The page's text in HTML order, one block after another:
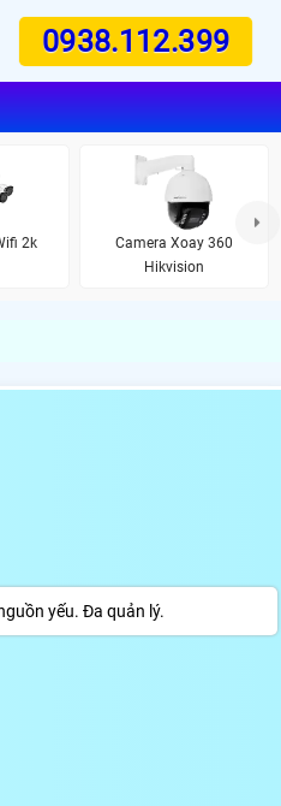
0938.112.399
2k
Camera Xoay 360
Hikvision
yếu. Đa quản lý.